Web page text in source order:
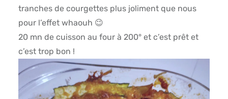
tranches de courgettes plus joliment que nous
pour l’effet whaouh 😉
20 mn de cuisson au four à 200° et c’est prêt et
c’est trop bon !